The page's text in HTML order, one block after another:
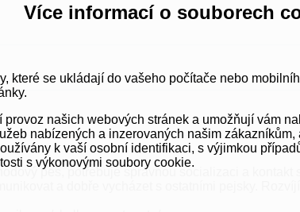
Více informací o souborech
které se ukládají do vašeho počítače nebo
našich webových stránek a umožňují vám
nabízených a inzerovaných našim
k vaší osobní identifikaci, s výjimkou
s výkonovými soubory cookie.
pes, potřebuje správnou socializaci a
a dobře vycházet s ostatními pejsky.